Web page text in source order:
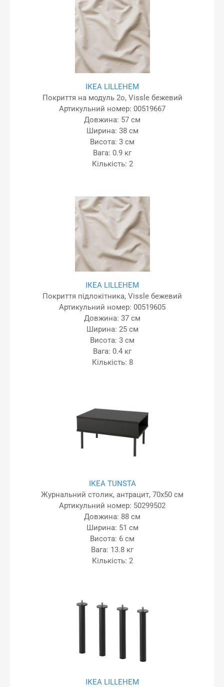
ІКЕА LILLEHEM
Покриття на модуль 2o, Vissle бежевий
Артикульний номер: 00519667
Довжина: 57 см
Ширина: 38 см
Висота: 3 см
Вага: 0.9 кг
Кількість: 2
ІКЕА LILLEHEM
Покриття підлокітника, Vissle бежевий
Артикульний номер: 00519605
Довжина: 37 см
Ширина: 25 см
Висота: 3 см
Вага: 0.4 кг
Кількість: 8
ІКЕА TUNSTA
Журнальний столик, антрацит, 70x50 см
Артикульний номер: 50299502
Довжина: 88 см
Ширина: 51 см
Висота: 6 см
Вага: 13.8 кг
Кількість: 2
ІКЕА LILLEHEM